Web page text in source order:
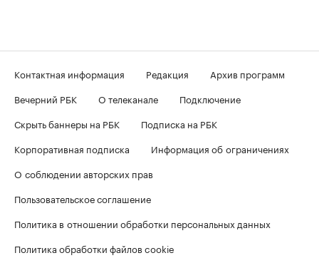
Контактная информация Редакция
Архив программ
Вечерний РБК
О телеканале
Подключение
Скрыть баннеры на РБК
Подписка на РБК
Корпоративная подписка
Информация об ограничениях
О соблюдении авторских прав
Пользовательское соглашение
Политика в отношении обработки персональных данных
Политика обработки файлов cookie